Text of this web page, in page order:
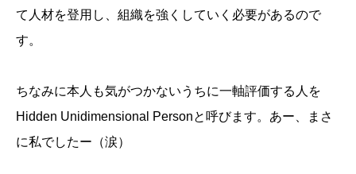
て人材を登用し、組織を強くしていく必要があるので
す。
ちなみに本人も気がつかないうちに一軸評価する人を
Hidden Unidimensional Personと呼びます。あー、まさ
に私でしたー（涙）